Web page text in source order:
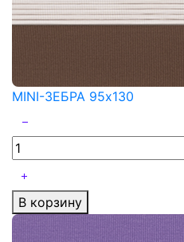
MINI-ЗЕБРА 95x130
В корзину